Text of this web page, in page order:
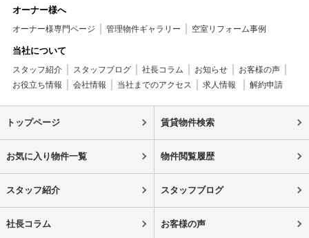
オーナー様へ
オーナー様専門ページ 管理物件ギャラリー 空室リフォーム事例
当社について
スタッフ紹介 スタッフブログ 社長コラム お知らせ
お客様の声
お役立ち情報
会社情報 当社までのアクセス 求人情報 解約申請
トップページ 賃貸物件検索
お気に入り物件一覧 物件閲覧履歴
スタッフ紹介 スタッフブログ
社長コラム お客様の声